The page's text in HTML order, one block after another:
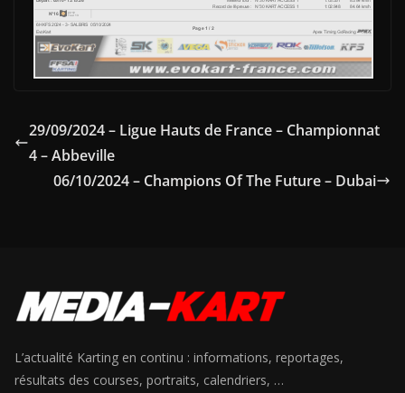
29/09/2024 – Ligue Hauts de France – Championnat
4 – Abbeville
06/10/2024 – Champions Of The Future – Dubai
L’actualité Karting en continu : informations, reportages,
résultats des courses, portraits, calendriers, …